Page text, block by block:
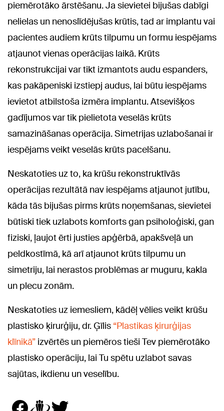
piemērotāko ārstēšanu. Ja sievietei bijušas dabīgi
nelielas un nenoslīdējušas krūtis, tad ar implantu vai
pacientes audiem krūts tilpumu un formu iespējams
atjaunot vienas operācijas laikā. Krūts
rekonstrukcijai var tikt izmantots audu espanders,
kas pakāpeniski izstiepj audus, lai būtu iespējams
ievietot atbilstoša izmēra implantu. Atsevišķos
gadījumos var tik pielietota veselās krūts
samazināšanas operācija. Simetrijas uzlabošanai ir
iespējams veikt veselās krūts pacelšanu.
Neskatoties uz to, ka krūšu rekonstruktīvās
operācijas rezultātā nav iespējams atjaunot jutību,
kāda tās bijušas pirms krūts noņemšanas, sievietei
būtiski tiek uzlabots komforts gan psiholoģiski, gan
fiziski, ļaujot ērti justies apģērbā, apakšveļā un
peldkostīmā, kā arī atjaunot krūts tilpumu un
simetriju, lai nerastos problēmas ar muguru, kakla
un plecu zonām.
Neskatoties uz iemesliem, kādēļ vēlies veikt krūšu
plastisko ķirurģiju, dr. Ģīlis “Plastikas ķirurģijas
klīnikā” izvērtēs un piemēros tieši Tev piemērotāko
plastisko operāciju, lai Tu spētu uzlabot savas
sajūtas, ikdienu un veselību.